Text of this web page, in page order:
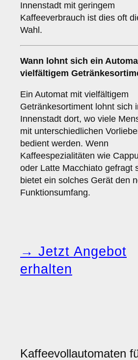
Innenstadt mit geringem
Kaffeeverbrauch ist dies oft
Wahl.
Wann lohnt sich ein
vielfältigem
Ein Automat mit vielfältigem
Getränkesortiment lohnt sich
Innenstadt dort, wo viele
mit unterschiedlichen
bedient werden. Wenn
Kaffeespezialitäten wie
oder Latte Macchiato gefragt
bietet ein solches Gerät den
Funktionsumfang.
→ Jetzt Angebot
erhalten
Kaffeevollautomaten